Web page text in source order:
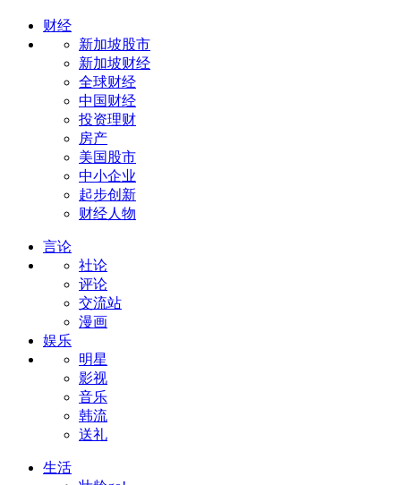
财经
新加坡股市
新加坡财经
全球财经
中国财经
投资理财
房产
美国股市
中小企业
起步创新
财经人物
言论
社论
评论
交流站
漫画
娱乐
明星
影视
音乐
韩流
送礼
生活